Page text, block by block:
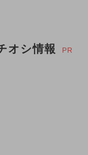
オシ情報 PR